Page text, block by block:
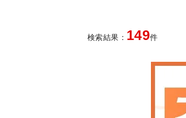
検索結果： 149件